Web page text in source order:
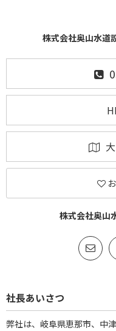
株式会社奥山水道
株式会社奥山
社長あいさつ
弊社は、岐阜県恵那市、中